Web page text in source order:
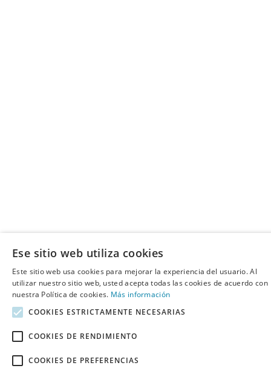
Ese sitio web utiliza cookies
Este sitio web usa cookies para mejorar la experiencia del usuario. Al
utilizar nuestro sitio web, usted acepta todas las cookies de acuerdo con
nuestra Política de cookies. Más información
COOKIES ESTRICTAMENTE NECESARIAS
COOKIES DE RENDIMIENTO
COOKIES DE PREFERENCIAS